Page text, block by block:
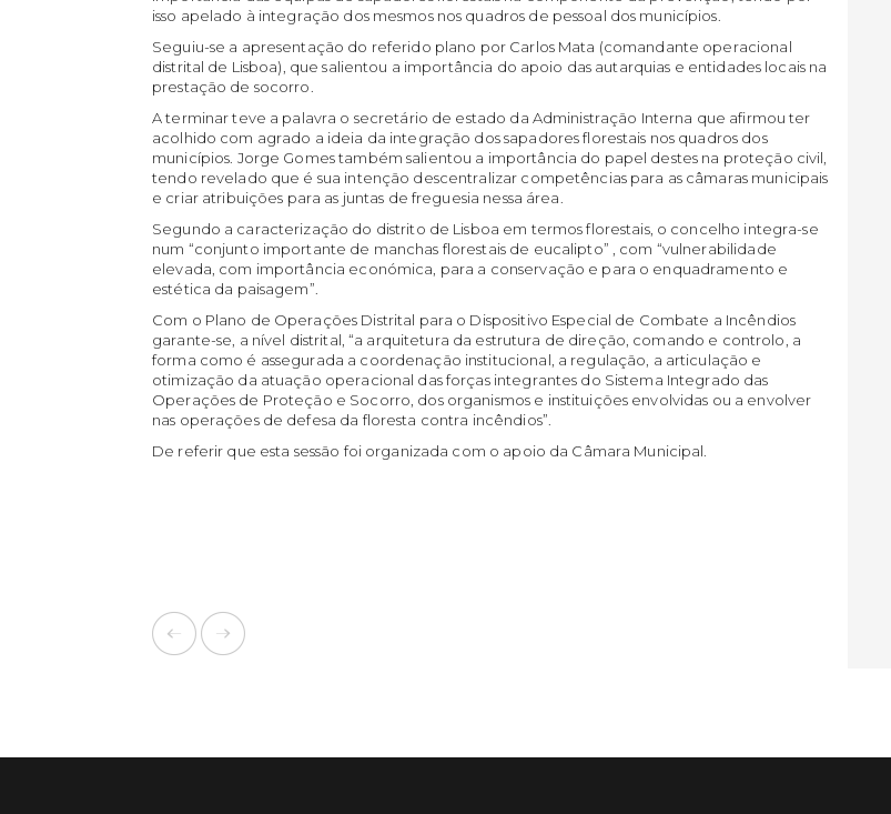
isso apelado à integração dos mesmos nos quadros de pessoal dos municípios.
Seguiu-se a apresentação do referido plano por Carlos Mata (comandante operacional
distrital de Lisboa), que salientou a importância do apoio das autarquias e entidades locais na
prestação de socorro.
A terminar teve a palavra o secretário de estado da Administração Interna que afirmou ter
acolhido com agrado a ideia da integração dos sapadores florestais nos quadros dos
municípios. Jorge Gomes também salientou a importância do papel destes na proteção civil,
tendo revelado que é sua intenção descentralizar competências para as câmaras municipais
e criar atribuições para as juntas de freguesia nessa área.
Segundo a caracterização do distrito de Lisboa em termos florestais, o concelho integra-se
num “conjunto importante de manchas florestais de eucalipto” , com “vulnerabilidade
elevada, com importância económica, para a conservação e para o enquadramento e
estética da paisagem”.
Com o Plano de Operações Distrital para o Dispositivo Especial de Combate a Incêndios
garante-se, a nível distrital, “a arquitetura da estrutura de direção, comando e controlo, a
forma como é assegurada a coordenação institucional, a regulação, a articulação e
otimização da atuação operacional das forças integrantes do Sistema Integrado das
Operações de Proteção e Socorro, dos organismos e instituições envolvidas ou a envolver
nas operações de defesa da floresta contra incêndios”.
De referir que esta sessão foi organizada com o apoio da Câmara Municipal.